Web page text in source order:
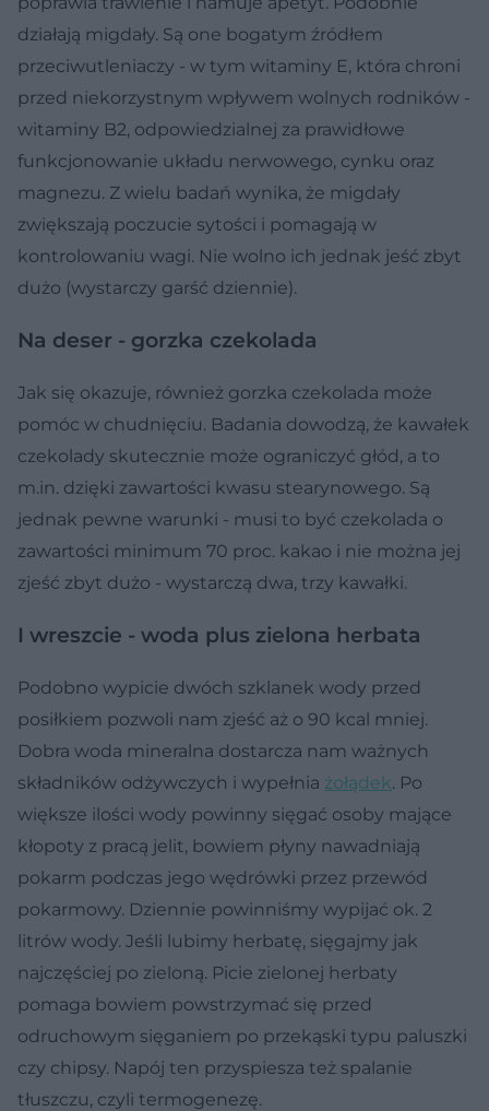
działają migdały. Są one bogatym źródłem
przeciwutleniaczy - w tym witaminy E, która chroni
przed niekorzystnym wpływem wolnych rodników -
witaminy B2, odpowiedzialnej za prawidłowe
funkcjonowanie układu nerwowego, cynku oraz
magnezu. Z wielu badań wynika, że migdały
zwiększają poczucie sytości i pomagają w
kontrolowaniu wagi. Nie wolno ich jednak jeść zbyt
dużo (wystarczy garść dziennie).
Na deser - gorzka czekolada
Jak się okazuje, również gorzka czekolada może
pomóc w chudnięciu. Badania dowodzą, że kawałek
czekolady skutecznie może ograniczyć głód, a to
m.in. dzięki zawartości kwasu stearynowego. Są
jednak pewne warunki - musi to być czekolada o
zawartości minimum 70 proc. kakao i nie można jej
zjeść zbyt dużo - wystarczą dwa, trzy kawałki.
I wreszcie - woda plus zielona herbata
Podobno wypicie dwóch szklanek wody przed
posiłkiem pozwoli nam zjeść aż o 90 kcal mniej.
Dobra woda mineralna dostarcza nam ważnych
składników odżywczych i wypełnia żołądek. Po
większe ilości wody powinny sięgać osoby mające
kłopoty z pracą jelit, bowiem płyny nawadniają
pokarm podczas jego wędrówki przez przewód
pokarmowy. Dziennie powinniśmy wypijać ok. 2
litrów wody. Jeśli lubimy herbatę, sięgajmy jak
najczęściej po zieloną. Picie zielonej herbaty
pomaga bowiem powstrzymać się przed
odruchowym sięganiem po przekąski typu paluszki
czy chipsy. Napój ten przyspiesza też spalanie
tłuszczu, czyli termogenezę.